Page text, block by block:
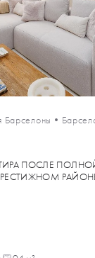
Барселоны •
ПОСЛЕ